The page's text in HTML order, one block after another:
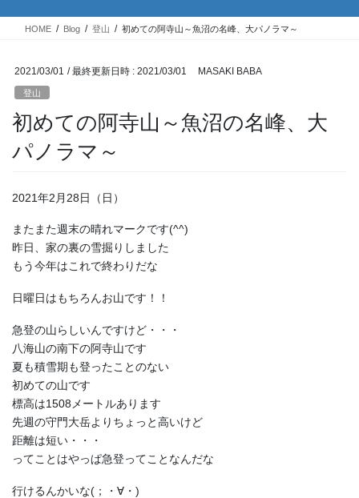
HOME Blog 登山 初めての阿寺山～魚沼の名峰、大パノラマ～
2021/03/01 / 最終更新日時 : 2021/03/01 MASAKI BABA
登山
初めての阿寺山～魚沼の名峰、大
パノラマ～
2021年2月28日（日）
またまた週末の晴れマークです(^^)
昨日、家の裏の雪掘りしました
もう今年はこれで終わりだな
日曜日はもちろんお山です！！
急登の山らしいんですけど・・・
八海山の南下の阿寺山です
夏も積雪期も登ったことのない
初めての山です
標高は1508メートルあります
先週の守門大岳よりちょっと高いけど
距離は短い・・・
ってことはやっぱ急登ってことなんだな
行けるんかいな(；・∀・)